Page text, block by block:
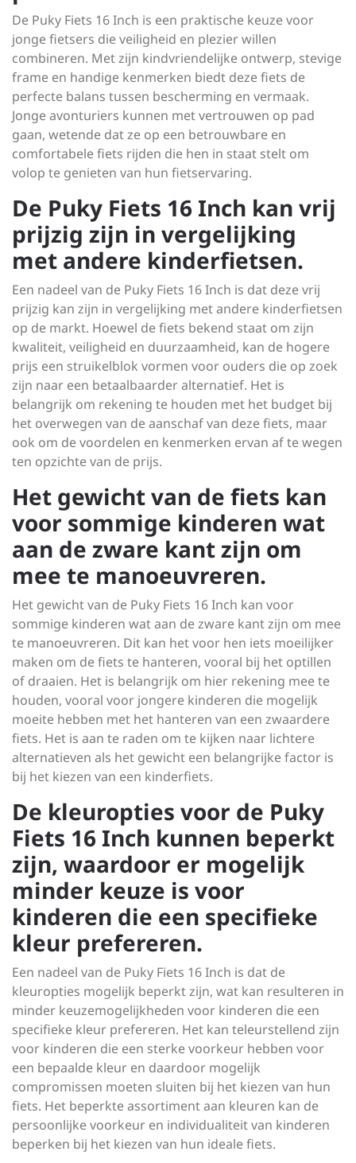
De Puky Fiets 16 Inch is een praktische keuze voor
jonge fietsers die veiligheid en plezier willen
combineren. Met zijn kindvriendelijke ontwerp, stevige
frame en handige kenmerken biedt deze fiets de
perfecte balans tussen bescherming en vermaak.
Jonge avonturiers kunnen met vertrouwen op pad
gaan, wetende dat ze op een betrouwbare en
comfortabele fiets rijden die hen in staat stelt om
volop te genieten van hun fietservaring.
De Puky Fiets 16 Inch kan vrij
prijzig zijn in vergelijking
met andere kinderfietsen.
Een nadeel van de Puky Fiets 16 Inch is dat deze vrij
prijzig kan zijn in vergelijking met andere kinderfietsen
op de markt. Hoewel de fiets bekend staat om zijn
kwaliteit, veiligheid en duurzaamheid, kan de hogere
prijs een struikelblok vormen voor ouders die op zoek
zijn naar een betaalbaarder alternatief. Het is
belangrijk om rekening te houden met het budget bij
het overwegen van de aanschaf van deze fiets, maar
ook om de voordelen en kenmerken ervan af te wegen
ten opzichte van de prijs.
Het gewicht van de fiets kan
voor sommige kinderen wat
aan de zware kant zijn om
mee te manoeuvreren.
Het gewicht van de Puky Fiets 16 Inch kan voor
sommige kinderen wat aan de zware kant zijn om mee
te manoeuvreren. Dit kan het voor hen iets moeilijker
maken om de fiets te hanteren, vooral bij het optillen
of draaien. Het is belangrijk om hier rekening mee te
houden, vooral voor jongere kinderen die mogelijk
moeite hebben met het hanteren van een zwaardere
fiets. Het is aan te raden om te kijken naar lichtere
alternatieven als het gewicht een belangrijke factor is
bij het kiezen van een kinderfiets.
De kleuropties voor de Puky
Fiets 16 Inch kunnen beperkt
zijn, waardoor er mogelijk
minder keuze is voor
kinderen die een specifieke
kleur prefereren.
Een nadeel van de Puky Fiets 16 Inch is dat de
kleuropties mogelijk beperkt zijn, wat kan resulteren in
minder keuzemogelijkheden voor kinderen die een
specifieke kleur prefereren. Het kan teleurstellend zijn
voor kinderen die een sterke voorkeur hebben voor
een bepaalde kleur en daardoor mogelijk
compromissen moeten sluiten bij het kiezen van hun
fiets. Het beperkte assortiment aan kleuren kan de
persoonlijke voorkeur en individualiteit van kinderen
beperken bij het kiezen van hun ideale fiets.